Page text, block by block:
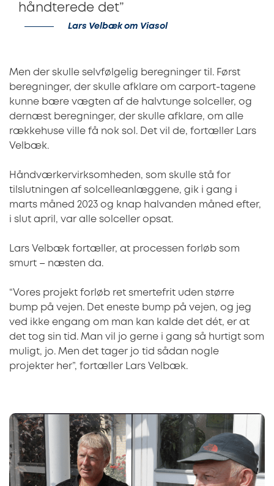
håndterede det”
Lars Velbæk om Viasol
Men der skulle selvfølgelig beregninger til. Først
beregninger, der skulle afklare om carport-tagene
kunne bære vægten af de halvtunge solceller, og
dernæst beregninger, der skulle afklare, om alle
rækkehuse ville få nok sol. Det vil de, fortæller Lars
Velbæk.
Håndværkervirksomheden, som skulle stå for
tilslutningen af solcelleanlæggene, gik i gang i
marts måned 2023 og knap halvanden måned efter,
i slut april, var alle solceller opsat.
Lars Velbæk fortæller, at processen forløb som
smurt – næsten da.
“Vores projekt forløb ret smertefrit uden større
bump på vejen. Det eneste bump på vejen, og jeg
ved ikke engang om man kan kalde det dét, er at
det tog sin tid. Man vil jo gerne i gang så hurtigt som
muligt, jo. Men det tager jo tid sådan nogle
projekter her”, fortæller Lars Velbæk.